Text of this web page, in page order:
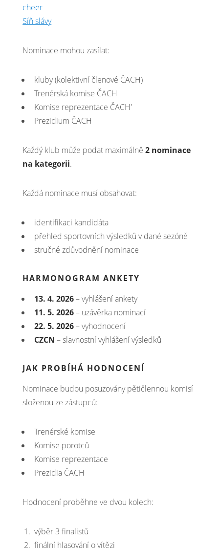
cheer
Síň slávy
Nominace mohou zasílat:
kluby (kolektivní členové ČACH)
Trenérská komise ČACH
Komise reprezentace ČACH'
Prezidium ČACH
Každý klub může podat maximálně2 nominace
na kategorii.
Každá nominace musí obsahovat:
identifikaci kandidáta
přehled sportovních výsledků v dané sezóně
stručné zdůvodnění nominace
HARMONOGRAM ANKETY
13. 4. 2026– vyhlášení ankety
11. 5. 2026– uzávěrka nominací
22. 5. 2026– vyhodnocení
CZCN – slavnostní vyhlášení výsledků
JAK PROBÍHÁ HODNOCENÍ
Nominace budou posuzovány pětičlennou komisí
složenou ze zástupců:
Trenérské komise
Komise porotců
Komise reprezentace
Prezidia ČACH
Hodnocení proběhne ve dvou kolech:
výběr 3 finalistů
finální hlasování o vítězi